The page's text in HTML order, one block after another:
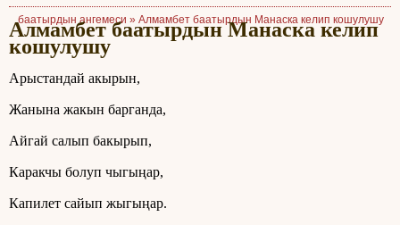
баатырдын ангемеси » Алмамбет баатырдын Манаска келип кошулушу
Алмамбет баатырдын Манаска келип
кошулушу
Арыстандай акырын,
Жанына жакын барганда,
Айгай салып бакырып,
Каракчы болуп чыгыңар,
Капилет сайып жыгыңар.